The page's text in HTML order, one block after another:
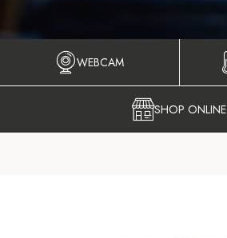
WEBCAM
SHOP ONLINE